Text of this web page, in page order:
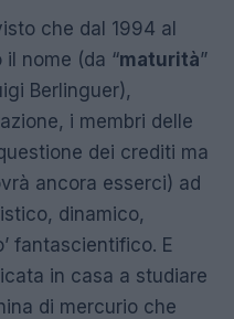
che dal 1994 al
nome (da “maturità”
Berlinguer),
i membri delle
dei crediti ma
ancora esserci) ad
dinamico,
fantascientifico. E
in casa a studiare
di mercurio che